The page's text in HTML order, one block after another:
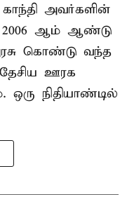
அவர்களின்
2006 ஆம் ஆண்டு
கொண்டு வந்த
ஊரக
ஒரு நிதியாண்டில்